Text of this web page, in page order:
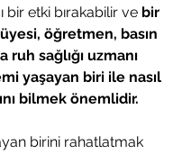
bir etki bırakabilir ve bir
öğretmen, basın
ruh sağlığı uzmanı
yaşayan biri ile nasıl
bilmek önemlidir.
birini rahatlatmak